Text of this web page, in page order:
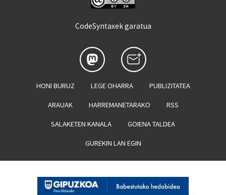
CodeSyntaxek garatua
HONI BURUZ LEGE OHARRA PUBLIZITATEA
ARAUAK HARREMANETARAKO RSS
SALAKETEN KANALA GOIENA TALDEA
GUREKIN LAN EGIN